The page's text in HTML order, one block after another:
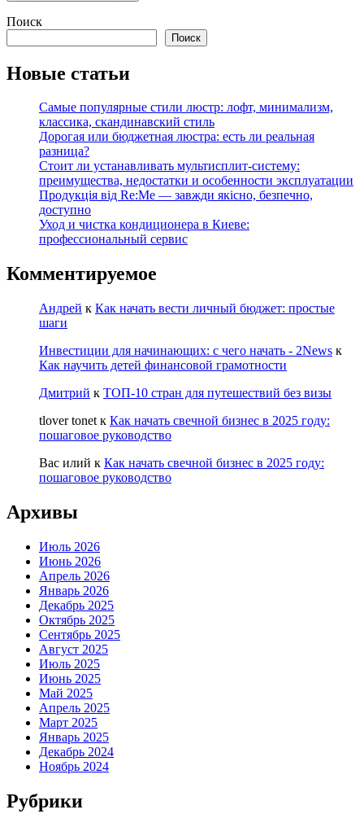
Поиск
Поиск
Новые статьи
Самые популярные стили люстр: лофт, минимализм,
классика, скандинавский стиль
Дорогая или бюджетная люстра: есть ли реальная
разница?
Стоит ли устанавливать мультисплит-систему:
преимущества, недостатки и особенности эксплуатации
Продукція від Re:Me — завжди якісно, безпечно,
доступно
Уход и чистка кондиционера в Киеве:
профессиональный сервис
Комментируемое
Андрей к Как начать вести личный бюджет: простые
шаги
Инвестиции для начинающих: с чего начать - 2News к
Как научить детей финансовой грамотности
Дмитрий к ТОП-10 стран для путешествий без визы
tlover tonet к Как начать свечной бизнес в 2025 году:
пошаговое руководство
Вас илий к Как начать свечной бизнес в 2025 году:
пошаговое руководство
Архивы
Июль 2026
Июнь 2026
Апрель 2026
Январь 2026
Декабрь 2025
Октябрь 2025
Сентябрь 2025
Август 2025
Июль 2025
Июнь 2025
Май 2025
Апрель 2025
Март 2025
Январь 2025
Декабрь 2024
Ноябрь 2024
Рубрики